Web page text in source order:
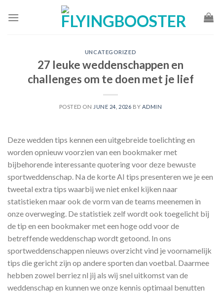
UNCATEGORIZED
27 leuke weddenschappen en
challenges om te doen met je lief
POSTED ON JUNE 24, 2026 BY ADMIN
Deze wedden tips kennen een uitgebreide toelichting en
worden opnieuw voorzien van een bookmaker met
bijbehorende interessante quotering voor deze bewuste
sportweddenschap. Na de korte AI tips presenteren we je een
tweetal extra tips waarbij we niet enkel kijken naar
statistieken maar ook de vorm van de teams meenemen in
onze overweging. De statistiek zelf wordt ook toegelicht bij
de tip en een bookmaker met een hoge odd voor de
betreffende weddenschap wordt getoond. In ons
sportweddenschappen nieuws overzicht vind je voornamelijk
tips die gericht zijn op andere sporten dan voetbal. Daarmee
hebben zowel berriez nl jij als wij snel uitkomst van de
weddenschap en kunnen we onze kennis optimaal benutten